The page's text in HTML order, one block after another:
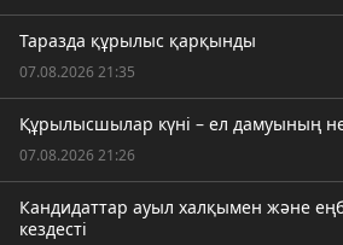
Таразда құрылыс қарқынды
07.08.2026 21:35
Құрылысшылар күні – ел дамуының
07.08.2026 21:26
Кандидаттар ауыл халқымен және
кездесті